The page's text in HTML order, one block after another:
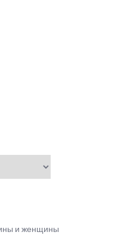
и женщины